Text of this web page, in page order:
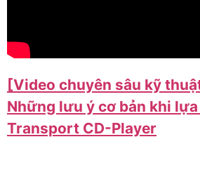
[Video chuyên sâu kỹ
Những lưu ý cơ bản khi
Transport CD-Player